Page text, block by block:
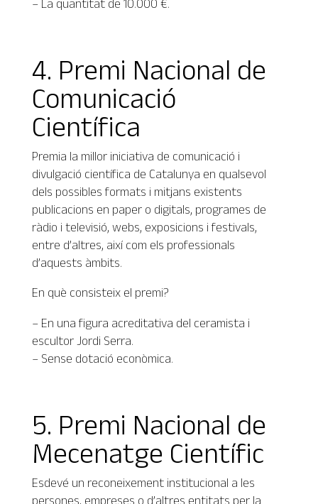
– La quantitat de 10.000 €.
4. Premi Nacional de
Comunicació
Científica
Premia la millor iniciativa de comunicació i
divulgació científica de Catalunya en qualsevol
dels possibles formats i mitjans existents
publicacions en paper o digitals, programes de
ràdio i televisió, webs, exposicions i festivals,
entre d’altres, així com els professionals
d’aquests àmbits.
En què consisteix el premi?
– En una figura acreditativa del ceramista i
escultor Jordi Serra.
– Sense dotació econòmica.
5. Premi Nacional de
Mecenatge Científic
Esdevé un reconeixement institucional a les
persones, empreses o d’altres entitats per la